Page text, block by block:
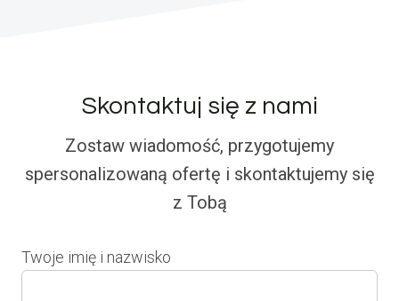
Skontaktuj się z nami
Zostaw wiadomość, przygotujemy
spersonalizowaną ofertę i skontaktujemy się
z Tobą
Twoje imię i nazwisko